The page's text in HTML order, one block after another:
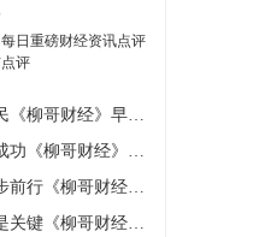
日重磅财经资讯点评
评
哥财经》早评12.31
经》资讯精选12.31
哥财经》早评12.30
财经》资讯精选12.30